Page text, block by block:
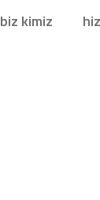
biz kimiz